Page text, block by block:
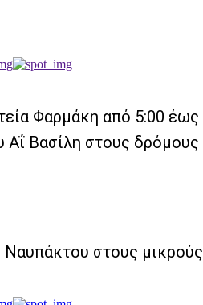
Φαρμάκη από 5:00 έως
Αΐ Βασίλη στους
στους